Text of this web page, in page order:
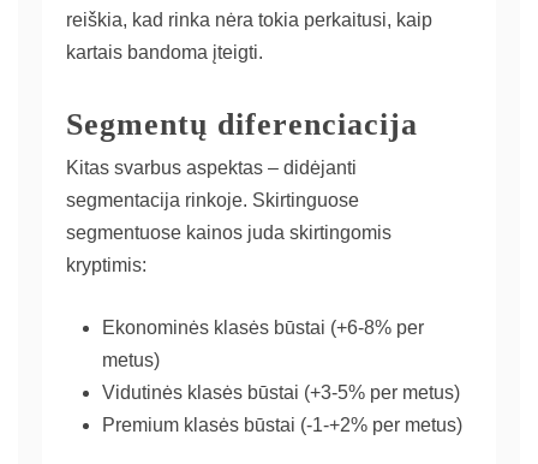
reiškia, kad rinka nėra tokia perkaitusi, kaip
kartais bandoma įteigti.
Segmentų diferenciacija
Kitas svarbus aspektas – didėjanti
segmentacija rinkoje. Skirtinguose
segmentuose kainos juda skirtingomis
kryptimis:
Ekonominės klasės būstai (+6-8% per
metus)
Vidutinės klasės būstai (+3-5% per metus)
Premium klasės būstai (-1-+2% per metus)